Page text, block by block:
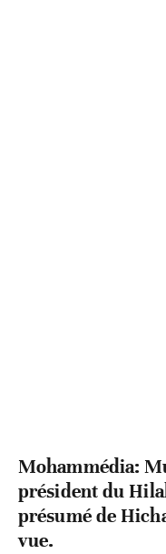
Mohammédia:
président du
présumé de
vue.